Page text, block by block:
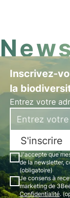
Inscrivez-
la
Entrez votre
S'inscrire
J'accepte que
de la newsletter,
(obligatoire)
Je consens à
marketing de
Confidentialité.